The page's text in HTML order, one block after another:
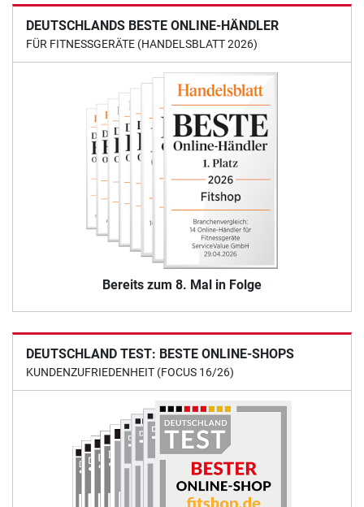
DEUTSCHLANDS BESTE ONLINE-HÄNDLER
FÜR FITNESSGERÄTE (HANDELSBLATT 2026)
Bereits zum 8. Mal in Folge
DEUTSCHLAND TEST: BESTE ONLINE-SHOPS
KUNDENZUFRIEDENHEIT (FOCUS 16/26)